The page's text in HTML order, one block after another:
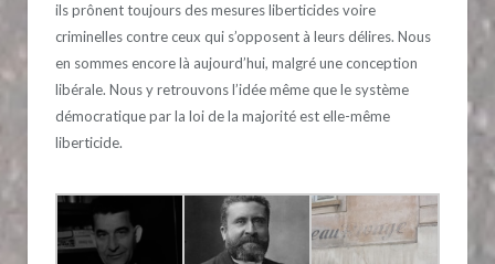
ils prônent toujours des mesures liberticides voire
criminelles contre ceux qui s’opposent à leurs délires. Nous
en sommes encore là aujourd’hui, malgré une conception
libérale. Nous y retrouvons l’idée même que le système
démocratique par la loi de la majorité est elle-même
liberticide.